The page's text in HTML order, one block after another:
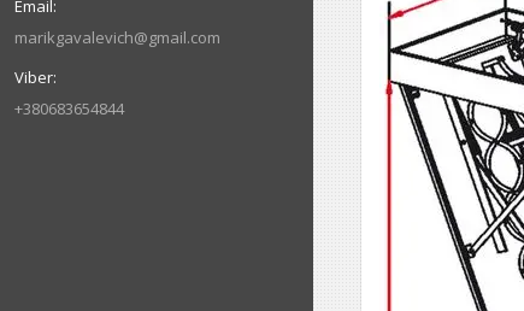
marikgavalevich@gmail.com
+380683654844